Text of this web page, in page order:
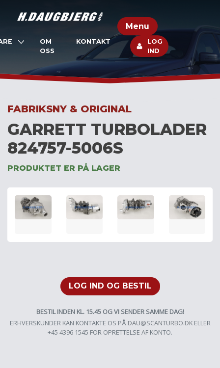
Menu
OM
OSS
KONTAKT
LOG
IND
FABRIKSNY & ORIGINAL
GARRETT TURBOLADER
824757-5006S
PRODUKTET ER PÅ LAGER
LOG IND OG BESTIL
BESTIL INDEN KL. 15.45 OG VI SENDER SAMME DAG!
ERHVERSKUNDER KAN KONTAKTE OS PÅ DAU@SCANTURBO.DKELLER
+45 4396 1545 FOR OPRETTELSE AF KONTO.